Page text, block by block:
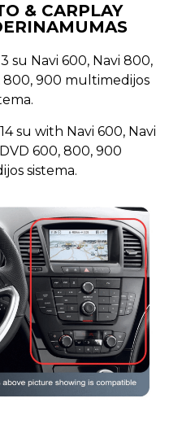
& CARPLAY
su Navi 600, Navi 800,
800, 900 multimedijos
su with Navi 600, Navi
600, 800, 900
sistema.